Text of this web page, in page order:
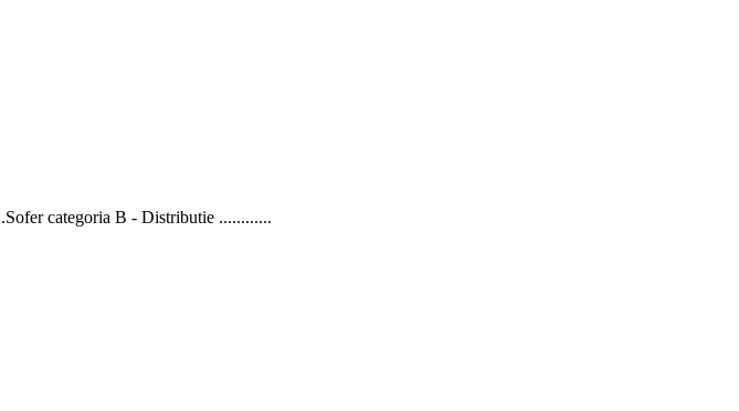
categoria B - Distributie ............